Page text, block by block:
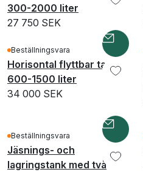
300-2000 liter
27 750 SEK
Beställningsvara
Horisontal flyttbar tank,
600-1500 liter
34 000 SEK
Beställningsvara
Jäsnings- och
lagringstank med två